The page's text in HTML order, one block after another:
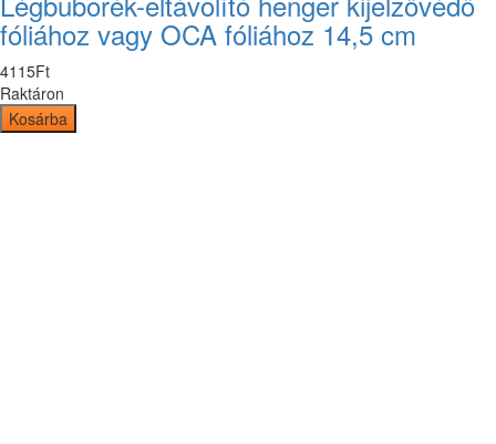
fóliához vagy OCA fóliához 14,5 cm
4115Ft
Raktáron
Kosárba